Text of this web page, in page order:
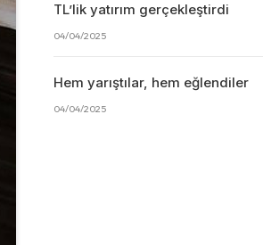
TL’lik yatırım gerçekleştirdi
04/04/2025
Hem yarıştılar, hem eğlendiler
04/04/2025